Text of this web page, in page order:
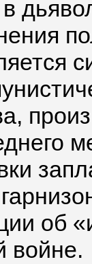
об
войне.